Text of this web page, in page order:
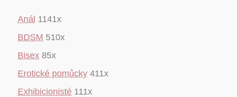
Anál 1141x
BDSM 510x
Bisex 85x
Erotické pomůcky 411x
Exhibicionisté 111x